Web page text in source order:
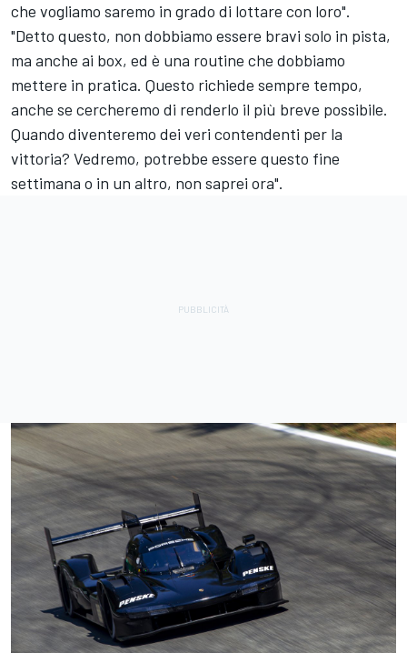
che vogliamo saremo in grado di lottare con loro".
"Detto questo, non dobbiamo essere bravi solo in pista,
ma anche ai box, ed è una routine che dobbiamo
mettere in pratica. Questo richiede sempre tempo,
anche se cercheremo di renderlo il più breve possibile.
Quando diventeremo dei veri contendenti per la
vittoria? Vedremo, potrebbe essere questo fine
settimana o in un altro, non saprei ora".